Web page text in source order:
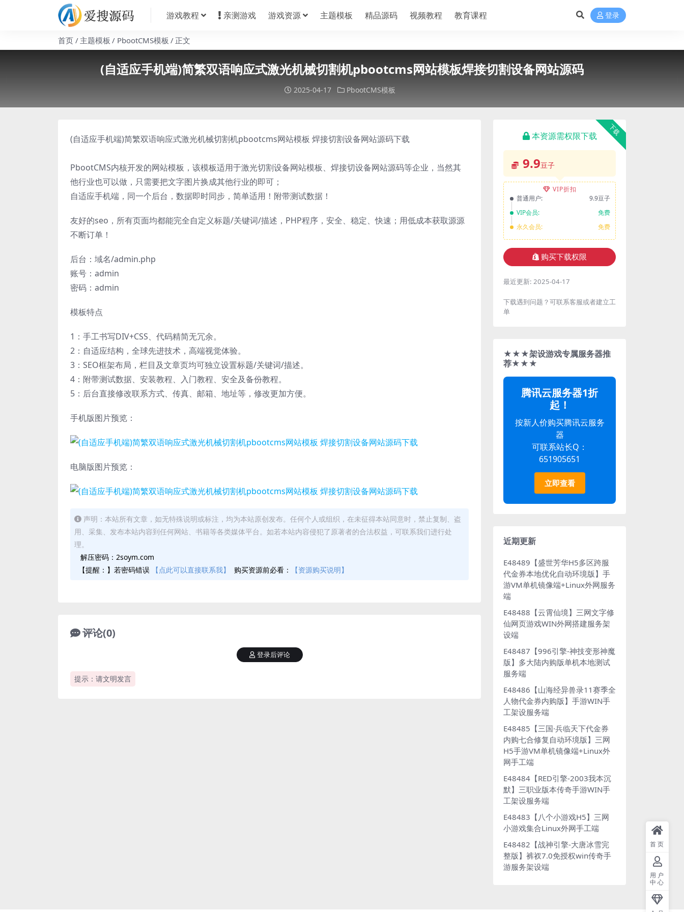
游戏教程 亲测游戏 游戏资源 主题模板 精品源码 视频教程 教育课程 登录
首页 主题模板 PbootCMS模板 正文
(自适应手机端)简繁双语响应式激光机械切割机pbootcms网站模板焊接切割设备网站源码
2025-04-17 PbootCMS模板
(自适应手机端)简繁双语响应式激光机械切割机pbootcms网站模板 焊接切割设备网站源码下载
PbootCMS内核开发的网站模板，该模板适用于激光切割设备网站模板、焊接切设备网站源码等企业，当然其
他行业也可以做，只需要把文字图片换成其他行业的即可；
自适应手机端，同一个后台，数据即时同步，简单适用！附带测试数据！
友好的seo，所有页面均都能完全自定义标题/关键词/描述，PHP程序，安全、稳定、快速；用低成本获取源源
不断订单！
后台：域名/admin.php
账号：admin
密码：admin
模板特点
1：手工书写DIV+CSS、代码精简无冗余。
2：自适应结构，全球先进技术，高端视觉体验。
3：SEO框架布局，栏目及文章页均可独立设置标题/关键词/描述。
4：附带测试数据、安装教程、入门教程、安全及备份教程。
5：后台直接修改联系方式、传真、邮箱、地址等，修改更加方便。
手机版图片预览：
电脑版图片预览：
声明：本站所有文章，如无特殊说明或标注，均为本站原创发布。任何个人或组织，在未征得本站同意时，禁止复制、盗
用、采集、发布本站内容到任何网站、书籍等各类媒体平台。如若本站内容侵犯了原著者的合法权益，可联系我们进行处
理。
解压密码：2soym.com
【提醒：】若密码错误
【点此可以直接联系我】 购买资源前必看： 【资源购买说明】
评论(0)
提示：请文明发言
登录后评论
下载
本资源需权限下载
9.9豆子
VIP折扣
普通用户:
9.9豆子
VIP会员:
免费
永久会员:
免费
购买下载权限
最近更新: 2025-04-17
下载遇到问题？可联系客服或者建立工
单
★★★架设游戏专属服务器推
荐★★★
腾讯云服务器1折
起！
按新人价购买腾讯云服务
器
可联系站长Q：
651905651
立即查看
近期更新
E48489【盛世芳华H5多区跨服
代金券本地优化自动环境版】手
游VM单机镜像端+Linux外网服务
端
E48488【云霄仙境】三网文字修
仙网页游戏WIN外网搭建服务架
设端
E48487【996引擎-神技变形神魔
版】多大陆内购版单机本地测试
服务端
E48486【山海经异兽录11赛季全
人物代金券内购版】手游WIN手
工架设服务端
E48485【三国·兵临天下代金券
内购七合修复自动环境版】三网
H5手游VM单机镜像端+Linux外
网手工端
E48484【RED引擎-2003我本沉
默】三职业版本传奇手游WIN手
工架设服务端
E48483【八个小游戏H5】三网
小游戏集合Linux外网手工端
E48482【战神引擎-大唐冰雪完
整版】裤衩7.0免授权win传奇手
游服务架设端
首页
用户
中心